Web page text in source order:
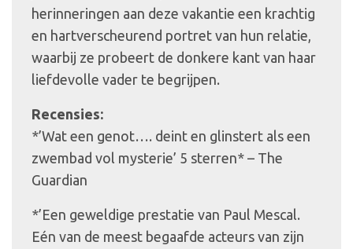
herinneringen aan deze vakantie een krachtig
en hartverscheurend portret van hun relatie,
waarbij ze probeert de donkere kant van haar
liefdevolle vader te begrijpen.
Recensies:
*’Wat een genot…. deint en glinstert als een
zwembad vol mysterie’ 5 sterren* – The
Guardian
*’Een geweldige prestatie van Paul Mescal.
Eén van de meest begaafde acteurs van zijn